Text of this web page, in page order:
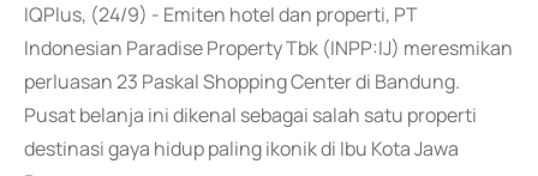
IQPlus, (24/9) - Emiten hotel dan properti, PT
Indonesian Paradise Property Tbk (INPP:IJ) meresmikan
perluasan 23 Paskal Shopping Center di Bandung.
Pusat belanja ini dikenal sebagai salah satu properti
destinasi gaya hidup paling ikonik di Ibu Kota Jawa